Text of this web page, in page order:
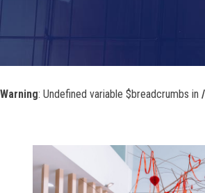
Warning: Undefined variable $breadcrumbs in